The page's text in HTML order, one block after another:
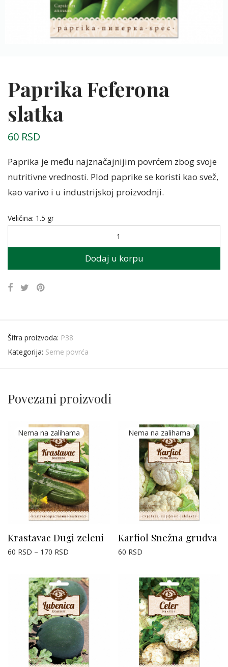
Paprika Feferona
slatka
60 RSD
Paprika je među najznačajnijim povrćem zbog svoje
nutritivne vrednosti. Plod paprike se koristi kao svež,
kao varivo i u industrijskoj proizvodnji.
Veličina: 1.5 gr
Dodaj u korpu
Šifra proizvoda: P38
Kategorija: Seme povrća
Povezani proizvodi
Krastavac Dugi zeleni
60 RSD – 170 RSD
Karfiol Snežna grudva
60 RSD